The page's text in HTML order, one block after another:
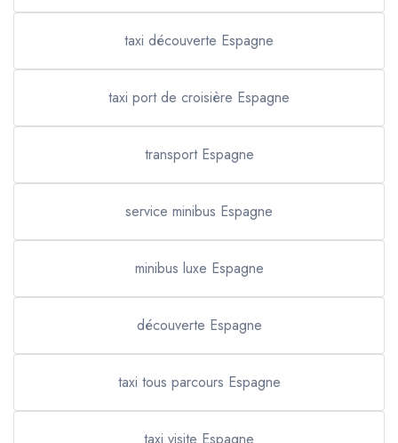
taxi découverte Espagne
taxi port de croisière Espagne
transport Espagne
service minibus Espagne
minibus luxe Espagne
découverte Espagne
taxi tous parcours Espagne